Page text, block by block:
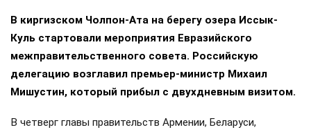
В киргизском Чолпон-Ата на берегу озера Иссык-
Куль стартовали мероприятия Евразийского
межправительственного совета. Российскую
делегацию возглавил премьер-министр Михаил
Мишустин, который прибыл с двухдневным визитом.
В четверг главы правительств Армении, Беларуси,